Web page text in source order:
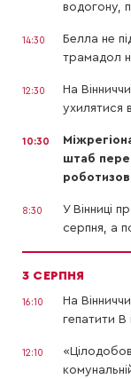
водогону,
14:30
Белла не
трамадол
12:30
На
ухилятися
10:30
штаб
8:30
У Вінниці
серпня, а
3 СЕРПНЯ
16:10
На
гепатити В
12:10